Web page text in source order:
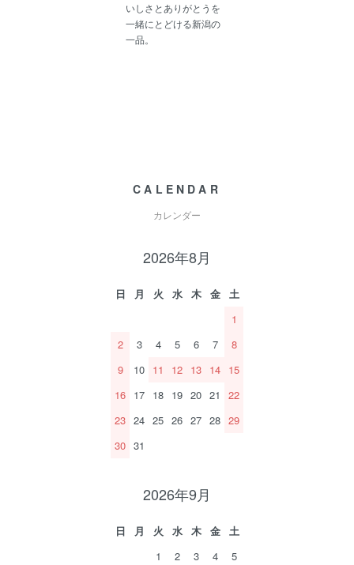
いしさとありがとうを
一緒にとどける新潟の
一品。
CALENDAR
カレンダー
2026年8月
日 月 火 水 木 金
土
1
2
3 4 5 6 7
8
9
10 11 12 13 14 15
16 17 18 19 20 21
22
23 24 25 26 27 28 29
30 31
2026年9月
日 月 火 水 木 金
土
1
2 3 4
5